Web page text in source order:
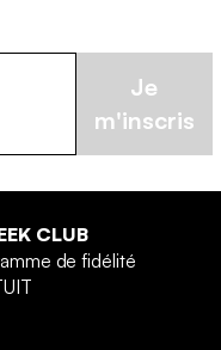
Je
m'inscris
CLUB
de fidélité